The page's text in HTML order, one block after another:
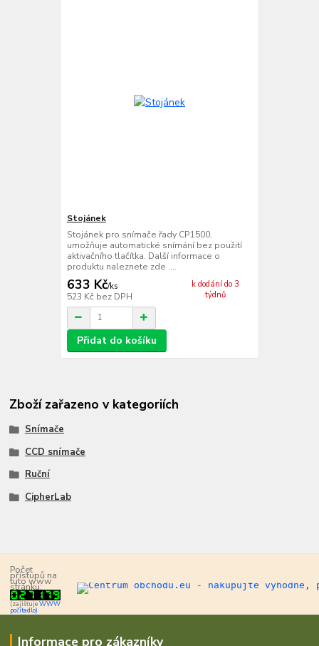
Stojánek
Stojánek pro snímače řady CP1500,
umožňuje automatické snímání bez použití
aktivačního tlačítka. Další informace o
produktu naleznete zde ....
633 Kč/ks
523 Kč bez DPH
k dodání do 3
týdnů
Přidat do košíku
Zboží zařazeno v kategoriích
Snímače
CCD snímače
Ruční
CipherLab
Počet
přístupů na
tuto www
stránku:
(zajišťujeWWW
počítadlo)
Informace pro zákazníky